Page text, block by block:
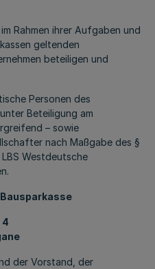
Rahmen ihrer Aufgaben und
geltenden
beteiligen und
Personen des
Beteiligung am
– sowie
nach Maßgabe des §
Westdeutsche
4
der Vorstand, der